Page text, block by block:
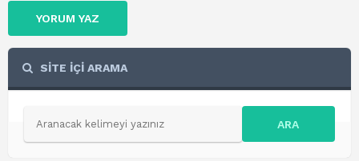
YORUM YAZ
SİTE İÇİ ARAMA
ARA